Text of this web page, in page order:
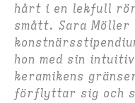
hårt i en lekfull
smått. Sara
hon med sin
keramikens
förflyttar sig och